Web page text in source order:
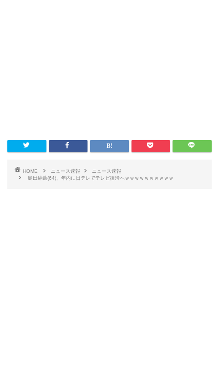
HOME ニュース速報
ニュース速報
島田紳助(64)、年内に日テレでテレビ復帰へｗｗｗｗｗｗｗｗｗｗ